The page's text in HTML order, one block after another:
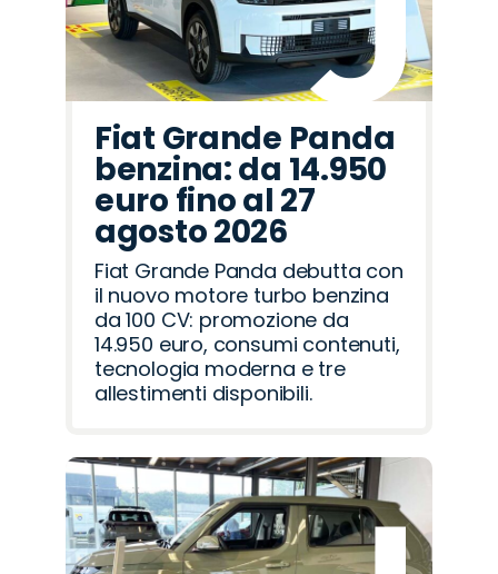
Fiat Grande Panda
benzina: da 14.950
euro fino al 27
agosto 2026
Fiat Grande Panda debutta con
il nuovo motore turbo benzina
da 100 CV: promozione da
14.950 euro, consumi contenuti,
tecnologia moderna e tre
allestimenti disponibili.